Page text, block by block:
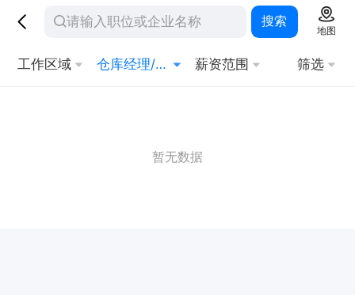
搜索
地图
工作区域 仓库经理/主管 薪资范围 筛选
暂无数据